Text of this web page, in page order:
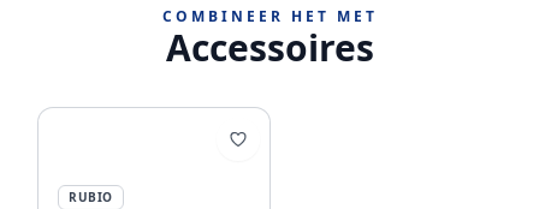
COMBINEER HET MET
Accessoires
RUBIO